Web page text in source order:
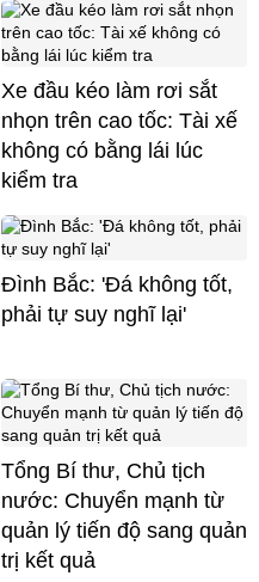
Xe đầu kéo làm rơi sắt
nhọn trên cao tốc: Tài xế
không có bằng lái lúc
kiểm tra
Đình Bắc: 'Đá không tốt,
phải tự suy nghĩ lại'
Tổng Bí thư, Chủ tịch
nước: Chuyển mạnh từ
quản lý tiến độ sang quản
trị kết quả